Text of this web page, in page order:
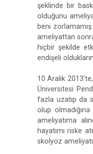
şeklinde bir
olduğunu
beni
ameliyattan
hiçbir şekilde
endişeli
10 Aralık
Üniversitesi
fazla uzatıp da
olup
ameliyatıma
hayatımı riske
skolyoz